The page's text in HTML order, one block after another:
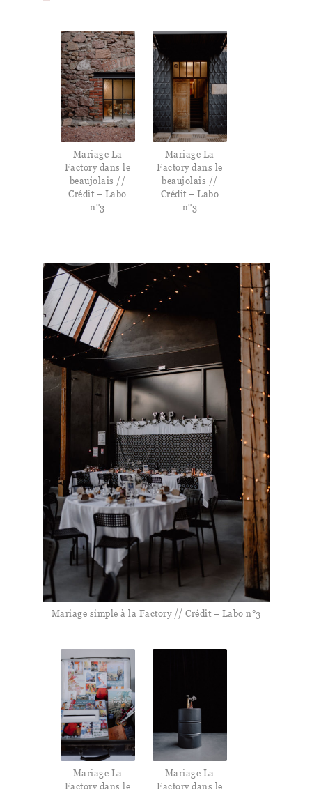
Mariage La
Factory dans le
beaujolais //
Crédit – Labo
n°3
Mariage La
Factory dans le
beaujolais //
Crédit – Labo
n°3
Mariage simple à la Factory // Crédit – Labo n°3
Mariage La
Factory dans le
Mariage La
Factory dans le